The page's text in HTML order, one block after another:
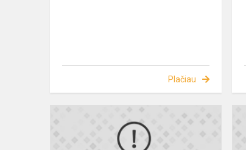
Plačiau